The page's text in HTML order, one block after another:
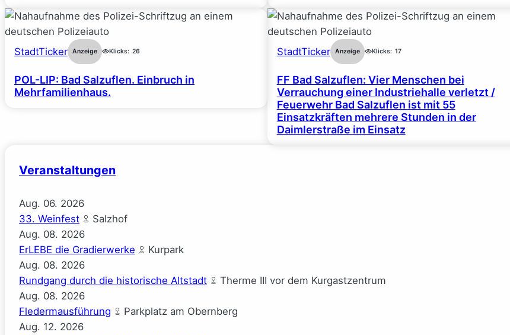
StadtTicker Anzeige Klicks: 26
POL-LIP: Bad Salzuflen. Einbruch in
Mehrfamilienhaus.
StadtTicker Anzeige Klicks: 17
FF Bad Salzuflen: Vier Menschen bei
Verrauchung einer Industriehalle verletzt /
Feuerwehr Bad Salzuflen ist mit 55
Einsatzkräften mehrere Stunden in der
Daimlerstraße im Einsatz
Veranstaltungen
Aug. 06. 2026
33. Weinfest
Salzhof
Aug. 08. 2026
ErLEBE die Gradierwerke
Kurpark
Aug. 08. 2026
Rundgang durch die historische Altstadt
Therme III vor dem Kurgastzentrum
Aug. 08. 2026
Fledermausführung
Parkplatz am Obernberg
Aug. 12. 2026